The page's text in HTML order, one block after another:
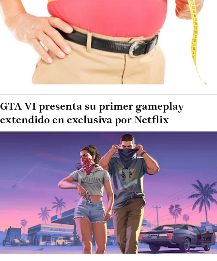
GTA VI presenta su primer gameplay
extendido en exclusiva por Netflix